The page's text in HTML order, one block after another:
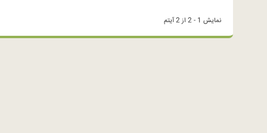
نمایش 1 - 2 از 2 آیتم